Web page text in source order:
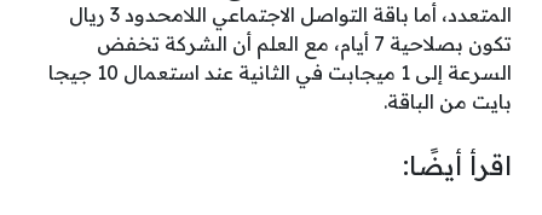
المتعدد، أما باقة التواصل الاجتماعي اللامحدود 3 ريال
تكون بصلاحية 7 أيام، مع العلم أن الشركة تخفض
السرعة إلى 1 ميجابت في الثانية عند استعمال 10 جيجا
بايت من الباقة.
اقرأ أيضًا: